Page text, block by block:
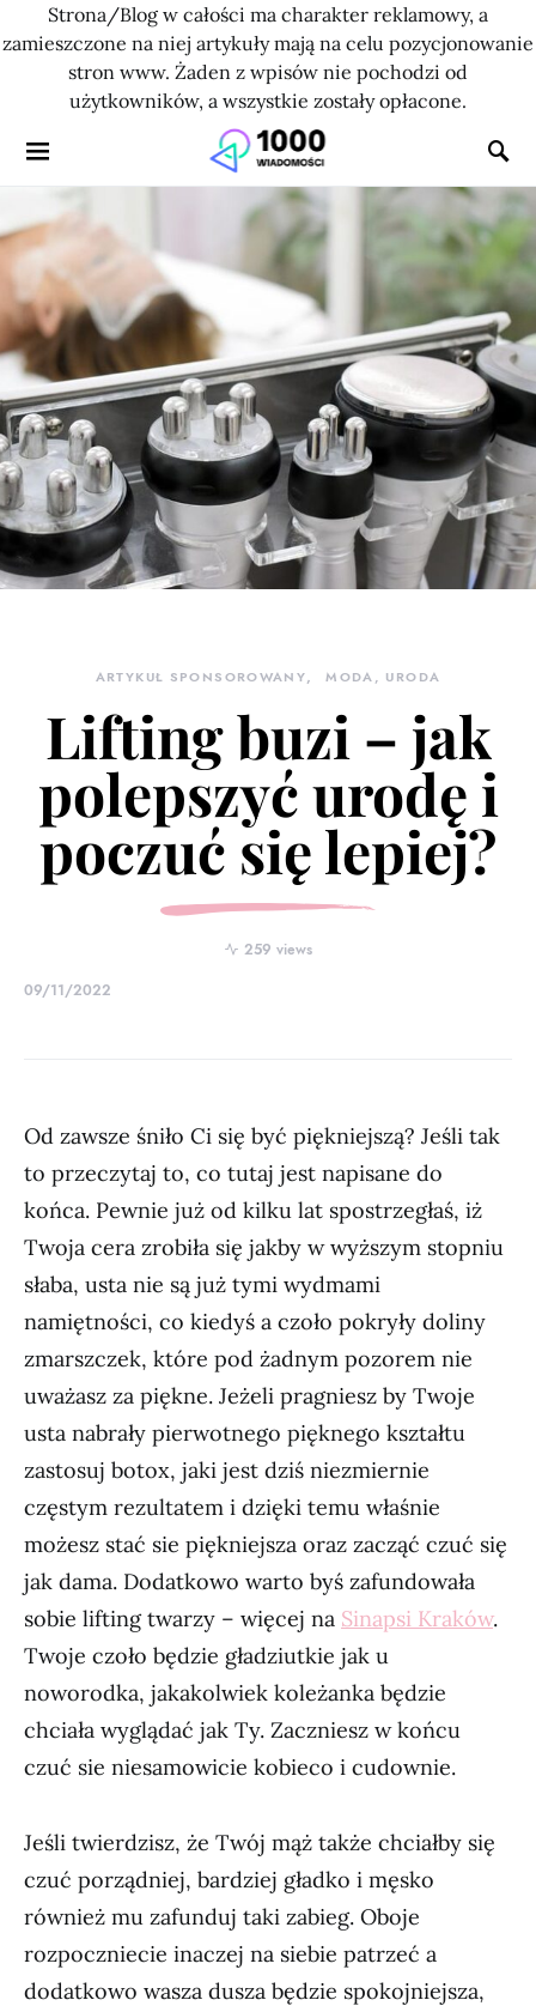
Strona/Blog w całości ma charakter reklamowy, a
zamieszczone na niej artykuły mają na celu pozycjonowanie
stron www. Żaden z wpisów nie pochodzi od
użytkowników, a wszystkie zostały opłacone.
ARTYKUŁ SPONSOROWANY MODA, URODA
Lifting buzi – jak
polepszyć urodę i
poczuć się lepiej?
259 views
09/11/2022
Od zawsze śniło Ci się być piękniejszą? Jeśli tak
to przeczytaj to, co tutaj jest napisane do
końca. Pewnie już od kilku lat spostrzegłaś, iż
Twoja cera zrobiła się jakby w wyższym stopniu
słaba, usta nie są już tymi wydmami
namiętności, co kiedyś a czoło pokryły doliny
zmarszczek, które pod żadnym pozorem nie
uważasz za piękne. Jeżeli pragniesz by Twoje
usta nabrały pierwotnego pięknego kształtu
zastosuj botox, jaki jest dziś niezmiernie
częstym rezultatem i dzięki temu właśnie
możesz stać sie piękniejsza oraz zacząć czuć się
jak dama. Dodatkowo warto byś zafundowała
sobie lifting twarzy – więcej na Sinapsi Kraków.
Twoje czoło będzie gładziutkie jak u
noworodka, jakakolwiek koleżanka będzie
chciała wyglądać jak Ty. Zaczniesz w końcu
czuć sie niesamowicie kobieco i cudownie.
Jeśli twierdzisz, że Twój mąż także chciałby się
czuć porządniej, bardziej gładko i męsko
również mu zafunduj taki zabieg. Oboje
rozpoczniecie inaczej na siebie patrzeć a
dodatkowo wasza dusza będzie spokojniejsza,